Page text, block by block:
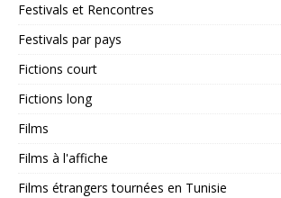
Festivals et Rencontres
Festivals par pays
Fictions court
Fictions long
Films
Films à l'affiche
Films étrangers tournées en Tunisie